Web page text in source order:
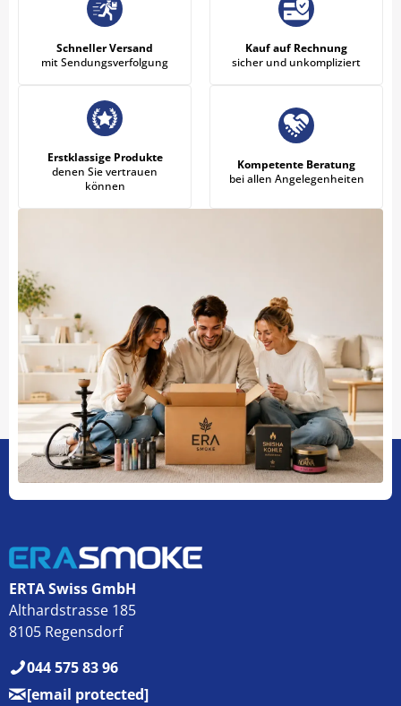
Schneller Versand
mit Sendungsverfolgung
Kauf auf Rechnung
sicher und unkompliziert
Erstklassige Produkte
denen Sie vertrauen
können
Kompetente Beratung
bei allen Angelegenheiten
ERTA Swiss GmbH
Althardstrasse 185
8105 Regensdorf
044 575 83 96
[email protected]